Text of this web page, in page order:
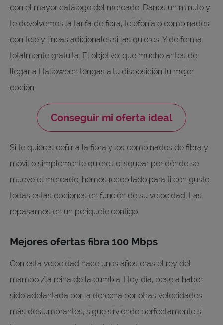
con el mayor catálogo del mercado. Danos un minuto y
te devolvemos la tarifa de fibra, telefonía o combinados,
con tele y líneas adicionales si las quieres. Y de forma
totalmente gratuita. El objetivo: que mucho antes de
llegar a Halloween tengas a tu disposición tu mejor
opción.
Conseguir mi oferta ideal
Si te quieres ceñir a la fibra y los combinados de fibra y
móvil o simplemente quieres olisquear por dónde se
mueve el mercado, hemos recopilado para ti con gusto
todas estas opciones en función de su velocidad. Las
repasamos en un periquete contigo.
Mejores ofertas fibra 100 Mbps
Con esta velocidad hace unos años eras el rey del
mambo /la reina de la cumbia. Hoy día, pese a haber
sido adelantada por la derecha por otras velocidades
más deslumbrantes, sigue sirviendo perfectamente si